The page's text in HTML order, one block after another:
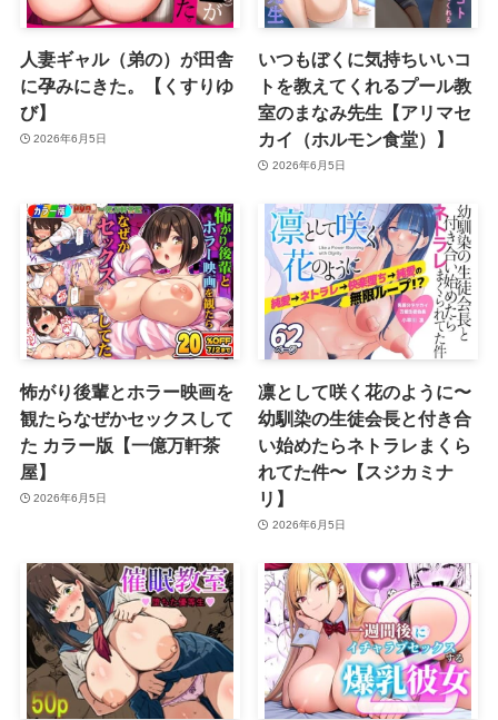
人妻ギャル（弟の）が田舎
に孕みにきた。【くすりゆ
び】
2026年6月5日
いつもぼくに気持ちいいコ
トを教えてくれるプール教
室のまなみ先生【アリマセ
カイ（ホルモン食堂）】
2026年6月5日
怖がり後輩とホラー映画を
観たらなぜかセックスして
た カラー版【一億万軒茶
屋】
2026年6月5日
凛として咲く花のように〜
幼馴染の生徒会長と付き合
い始めたらネトラレまくら
れてた件〜【スジカミナ
リ】
2026年6月5日